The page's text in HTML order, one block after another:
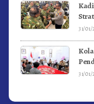
dan
31/01/
31/01/